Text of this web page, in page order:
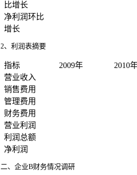
比增长
净利润环比
增长
2、利润表摘要
指标 2009年 2010
营业收入
销售费用
管理费用
财务费用
营业利润
利润总额
净利润
二、企业B财务情况调研